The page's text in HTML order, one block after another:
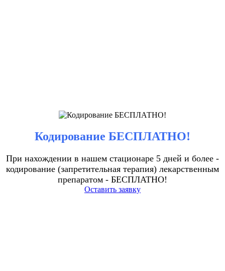
Кодирование БЕСПЛАТНО!
При нахождении в нашем стационаре 5 дней и более -
кодирование (запретительная терапия) лекарственным
препаратом - БЕСПЛАТНО!
Оставить заявку